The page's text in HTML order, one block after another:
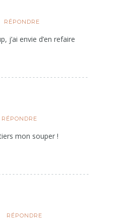
RÉPONDRE
j’ai envie d’en refaire
RÉPONDRE
mon souper !
RÉPONDRE